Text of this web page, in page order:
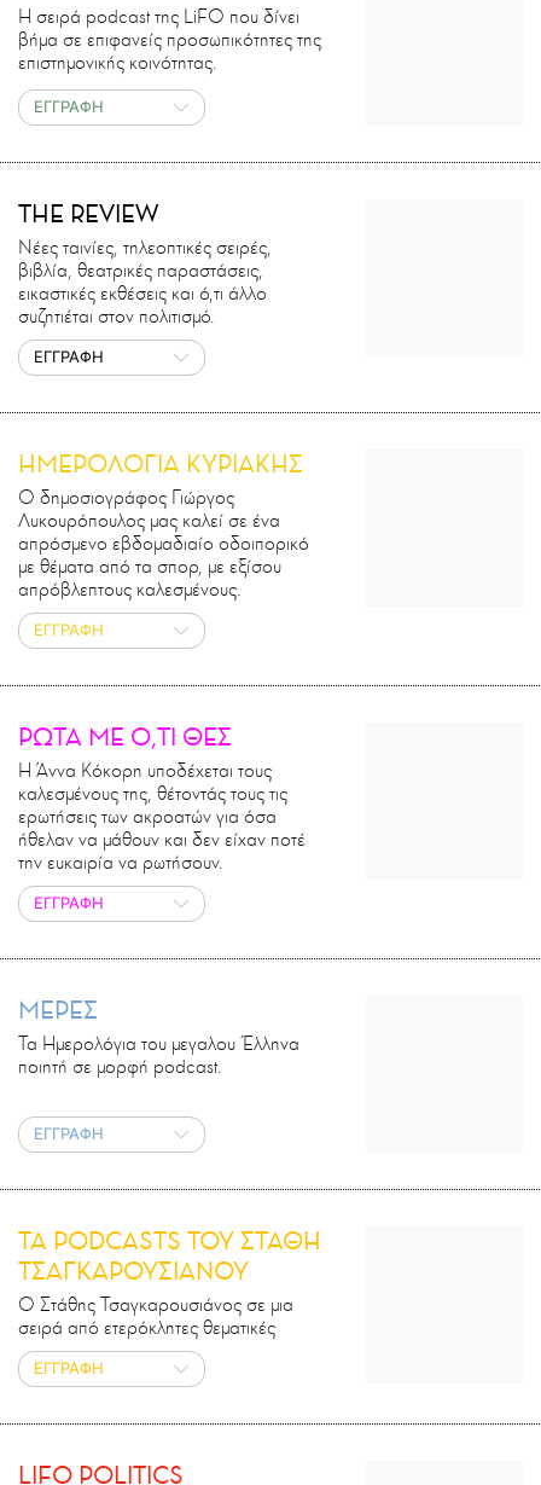
H σειρά podcast της LiFO που δίνει
βήμα σε επιφανείς προσωπικότητες της
επιστημονικής κοινότητας.
ΕΓΓΡΑΦΗ
THE REVIEW
Νέες ταινίες, τηλεοπτικές σειρές,
βιβλία, θεατρικές παραστάσεις,
εικαστικές εκθέσεις και ό,τι άλλο
συζητιέται στον πολιτισμό.
ΕΓΓΡΑΦΗ
ΗΜΕΡΟΛΟΓΙΑ ΚΥΡΙΑΚΗΣ
Ο δημοσιογράφος Γιώργος
Λυκουρόπουλος μας καλεί σε ένα
απρόσμενο εβδομαδιαίο οδοιπορικό
με θέματα από τα σπορ, με εξίσου
απρόβλεπτους καλεσμένους.
ΕΓΓΡΑΦΗ
ΡΩΤΑ ΜΕ Ο,ΤΙ ΘΕΣ
Η Άννα Κόκορη υποδέχεται τους
καλεσμένους της, θέτοντάς τους τις
ερωτήσεις των ακροατών για όσα
ήθελαν να μάθουν και δεν είχαν ποτέ
την ευκαιρία να ρωτήσουν.
ΕΓΓΡΑΦΗ
ΜΕΡΕΣ
Τα Ημερολόγια του μεγαλου Έλληνα
ποιητή σε μορφή podcast.
ΕΓΓΡΑΦΗ
ΤΑ PODCASTS ΤΟΥ ΣΤΑΘΗ
ΤΣΑΓΚΑΡΟΥΣΙΑΝΟΥ
Ο Στάθης Τσαγκαρουσιάνος σε μια
σειρά από ετερόκλητες θεματικές
ΕΓΓΡΑΦΗ
LIFO POLITICS